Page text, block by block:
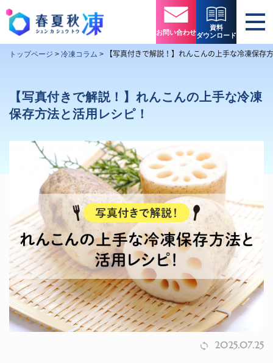
お問い合わせ
資料
ダウンロード
トップページ > 冷凍コラム > 【写真付きで解説！】れんこんの上手な冷凍保存
【写真付きで解説！】れんこんの上手な冷凍
保存方法と活用レシピ！
2025.07.25